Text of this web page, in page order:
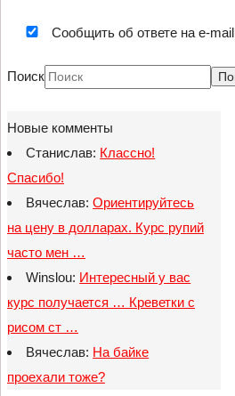
Сообщить об ответе на e-mail
Поиск
Новые комменты
Станислав: Классно!
Спасибо!
Вячеслав:Ориентируйтесь
на цену в долларах. Курс рупий
часто мен …
Winslou: Интересный у вас
курс получается … Креветки с
рисом ст …
Вячеслав: На байке
проехали тоже?